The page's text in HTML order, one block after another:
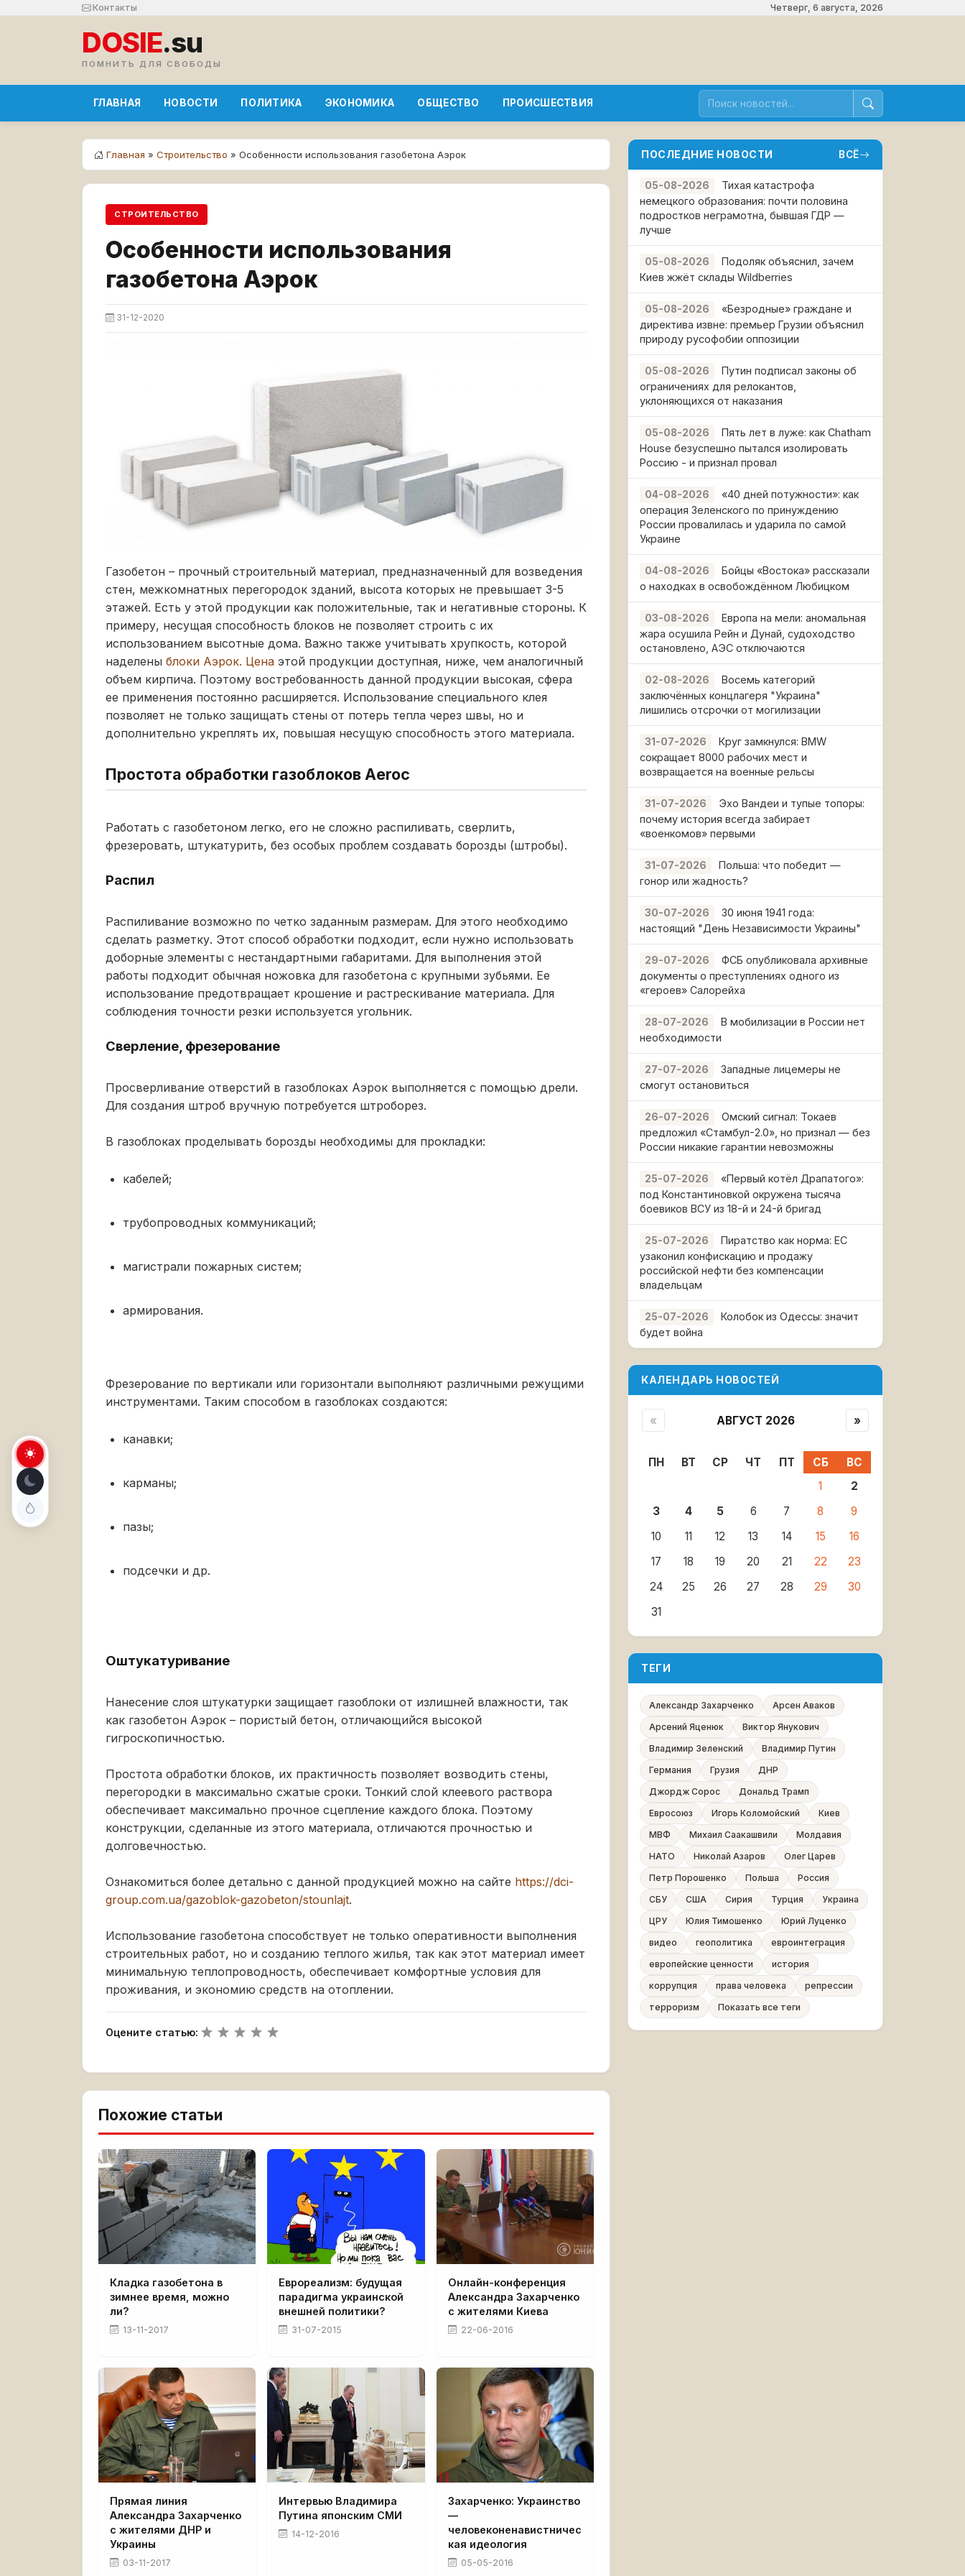
Контакты Четверг, 6 августа, 2026
DOSIE.su
ПОМНИТЬ ДЛЯ СВОБОДЫ
ГЛАВНАЯ НОВОСТИ ПОЛИТИКА ЭКОНОМИКА ОБЩЕСТВО ПРОИСШЕСТВИЯ
Главная » Строительство » Особенности использования газобетона Аэрок
СТРОИТЕЛЬСТВО
Особенности использования
газобетона Аэрок
31-12-2020
Газобетон – прочный строительный материал, предназначенный для возведения
стен, межкомнатных перегородок зданий, высота которых не превышает 3-5
этажей. Есть у этой продукции как положительные, так и негативные стороны. К
примеру, несущая способность блоков не позволяет строить с их
использованием высотные дома. Важно также учитывать хрупкость, которой
наделены блоки Аэрок. Цена этой продукции доступная, ниже, чем аналогичный
объем кирпича. Поэтому востребованность данной продукции высокая, сфера
ее применения постоянно расширяется. Использование специального клея
позволяет не только защищать стены от потерь тепла через швы, но и
дополнительно укреплять их, повышая несущую способность этого материала.
Простота обработки газоблоков Aeroc
Работать с газобетоном легко, его не сложно распиливать, сверлить,
фрезеровать, штукатурить, без особых проблем создавать борозды (штробы).
Распил
Распиливание возможно по четко заданным размерам. Для этого необходимо
сделать разметку. Этот способ обработки подходит, если нужно использовать
доборные элементы с нестандартными габаритами. Для выполнения этой
работы подходит обычная ножовка для газобетона с крупными зубьями. Ее
использование предотвращает крошение и растрескивание материала. Для
соблюдения точности резки используется угольник.
Сверление, фрезерование
Просверливание отверстий в газоблоках Аэрок выполняется с помощью дрели.
Для создания штроб вручную потребуется штроборез.
В газоблоках проделывать борозды необходимы для прокладки:
кабелей;
трубопроводных коммуникаций;
магистрали пожарных систем;
армирования.
Фрезерование по вертикали или горизонтали выполняют различными режущими
инструментами. Таким способом в газоблоках создаются:
канавки;
карманы;
пазы;
подсечки и др.
Оштукатуривание
Нанесение слоя штукатурки защищает газоблоки от излишней влажности, так
как газобетон Аэрок – пористый бетон, отличающийся высокой
гигроскопичностью.
Простота обработки блоков, их практичность позволяет возводить стены,
перегородки в максимально сжатые сроки. Тонкий слой клеевого раствора
обеспечивает максимально прочное сцепление каждого блока. Поэтому
конструкции, сделанные из этого материала, отличаются прочностью и
долговечностью.
Ознакомиться более детально с данной продукцией можно на сайте https://dci-
group.com.ua/gazoblok-gazobeton/stounlajt.
Использование газобетона способствует не только оперативности выполнения
строительных работ, но и созданию теплого жилья, так как этот материал имеет
минимальную теплопроводность, обеспечивает комфортные условия для
проживания, и экономию средств на отоплении.
Оцените статью:
Похожие статьи
Кладка газобетона в
зимнее время, можно
ли?
13-11-2017
Еврореализм: будущая
парадигма украинской
внешней политики?
31-07-2015
Онлайн-конференция
Александра Захарченко
с жителями Киева
22-06-2016
Прямая линия
Александра Захарченко
с жителями ДНР и
Украины
03-11-2017
Интервью Владимира
Путина японским СМИ
14-12-2016
Захарченко: Украинство
—
человеконенавистничес
кая идеология
05-05-2016
ПОСЛЕДНИЕ НОВОСТИ ВСЁ
05-08-2026
Тихая катастрофа
немецкого образования: почти половина
подростков неграмотна, бывшая ГДР —
лучше
05-08-2026
Подоляк объяснил, зачем
Киев жжёт склады Wildberries
05-08-2026
«Безродные» граждане и
директива извне: премьер Грузии объяснил
природу русофобии оппозиции
05-08-2026
Путин подписал законы об
ограничениях для релокантов,
уклоняющихся от наказания
05-08-2026
Пять лет в луже: как Chatham
House безуспешно пытался изолировать
Россию - и признал провал
04-08-2026
«40 дней потужности»: как
операция Зеленского по принуждению
России провалилась и ударила по самой
Украине
04-08-2026
Бойцы «Востока» рассказали
о находках в освобождённом Любицком
03-08-2026
Европа на мели: аномальная
жара осушила Рейн и Дунай, судоходство
остановлено, АЭС отключаются
02-08-2026
Восемь категорий
заключённых концлагеря "Украина"
лишились отсрочки от могилизации
31-07-2026
Круг замкнулся: BMW
сокращает 8000 рабочих мест и
возвращается на военные рельсы
31-07-2026
Эхо Вандеи и тупые топоры:
почему история всегда забирает
«военкомов» первыми
31-07-2026
Польша: что победит —
гонор или жадность?
30-07-2026
30 июня 1941 года:
настоящий "День Независимости Украины"
29-07-2026
ФСБ опубликовала архивные
документы о преступлениях одного из
«героев» Салорейха
28-07-2026
В мобилизации в России нет
необходимости
27-07-2026
Западные лицемеры не
смогут остановиться
26-07-2026
Омский сигнал: Токаев
предложил «Стамбул-2.0», но признал — без
России никакие гарантии невозможны
25-07-2026
«Первый котёл Драпатого»:
под Константиновкой окружена тысяча
боевиков ВСУ из 18-й и 24-й бригад
25-07-2026
Пиратство как норма: ЕС
узаконил конфискацию и продажу
российской нефти без компенсации
владельцам
25-07-2026
Колобок из Одессы: значит
будет война
КАЛЕНДАРЬ НОВОСТЕЙ
« АВГУСТ 2026 »
ПН ВТ СР ЧТ ПТ СБ
ВС
1
2
3
4 5 6 7 8
9
10
11 12 13 14 15
16
17
18 19 20 21 22
23
24
25 26 27 28 29
30
31
ТЕГИ
Александр Захарченко
Арсен Аваков
Арсений Яценюк
Виктор Янукович
Владимир Зеленский
Владимир Путин
Германия
Грузия
ДНР
Джордж Сорос
Дональд Трамп
Евросоюз
Игорь Коломойский
Киев
МВФ
Михаил Саакашвили
Молдавия
НАТО
Николай Азаров
Олег Царев
Петр Порошенко
Польша
Россия
СБУ
США Сирия Турция
Украина
ЦРУ
Юлия Тимошенко
Юрий Луценко
видео
геополитика
евроинтеграция
европейские ценности
история
коррупция
права человека
репрессии
терроризм
Показать все теги